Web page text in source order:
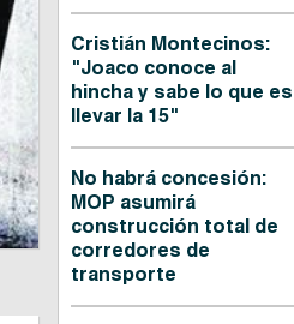
Cristián Montecinos:
"Joaco conoce al
hincha y sabe lo que es
llevar la 15"
No habrá concesión:
MOP asumirá
construcción total de
corredores de
transporte